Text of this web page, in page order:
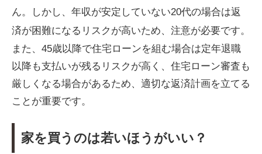
ん。しかし、年収が安定していない20代の場合は返
済が困難になるリスクが高いため、注意が必要です。
また、45歳以降で住宅ローンを組む場合は定年退職
以降も支払いが残るリスクが高く、住宅ローン審査も
厳しくなる場合があるため、適切な返済計画を立てる
ことが重要です。
家を買うのは若いほうがいい？